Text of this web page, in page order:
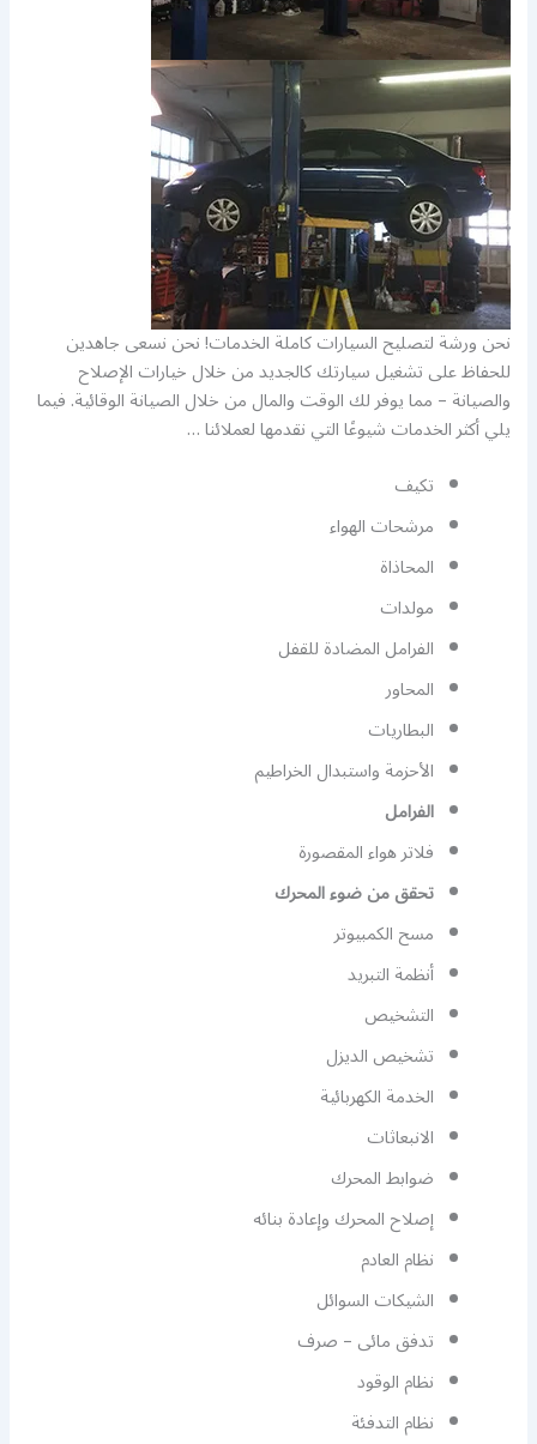
نحن ورشة لتصليح السيارات كاملة الخدمات! نحن نسعى جاهدين
للحفاظ على تشغيل سيارتك كالجديد من خلال خيارات الإصلاح
والصيانة – مما يوفر لك الوقت والمال من خلال الصيانة الوقائية. فيما
يلي أكثر الخدمات شيوعًا التي نقدمها لعملائنا …
تكيف
مرشحات الهواء
المحاذاة
مولدات
الفرامل المضادة للقفل
المحاور
البطاريات
الأحزمة واستبدال الخراطيم
الفرامل
فلاتر هواء المقصورة
تحقق من ضوء المحرك
مسح الكمبيوتر
أنظمة التبريد
التشخيص
تشخيص الديزل
الخدمة الكهربائية
الانبعاثات
ضوابط المحرك
إصلاح المحرك وإعادة بنائه
نظام العادم
الشيكات السوائل
تدفق مائى – صرف
نظام الوقود
نظام التدفئة